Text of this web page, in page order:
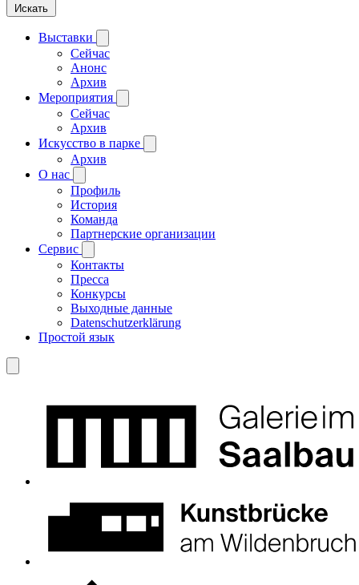
Искать
Выставки
Сейчас
Анонс
Архив
Мероприятия
Сейчас
Архив
Искусство в парке
Архив
О нас
Профиль
История
Команда
Партнерские организации
Сервис
Контакты
Пресса
Конкурсы
Выходные данные
Datenschutzerklärung
Простой язык